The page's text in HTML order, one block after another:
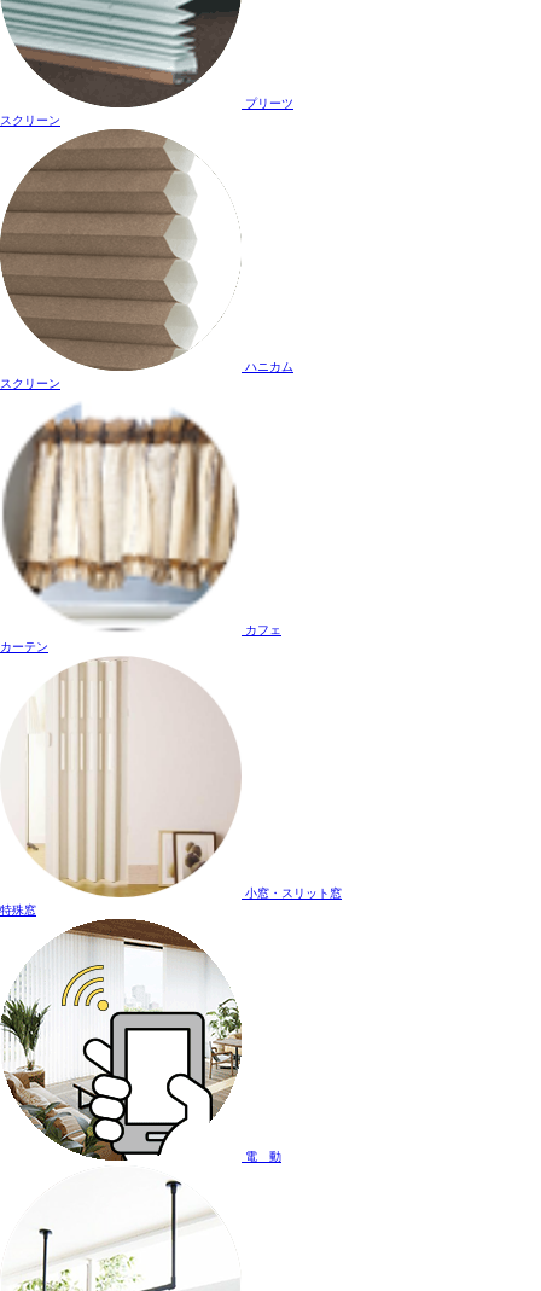
プリーツ
スクリーン
ハニカム
スクリーン
カフェ
カーテン
小窓・スリット窓
特殊窓
電 動